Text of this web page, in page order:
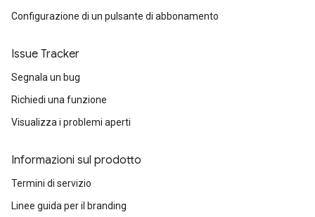
Configurazione di un pulsante di abbonamento
Issue Tracker
Segnala un bug
Richiedi una funzione
Visualizza i problemi aperti
Informazioni sul prodotto
Termini di servizio
Linee guida per il branding